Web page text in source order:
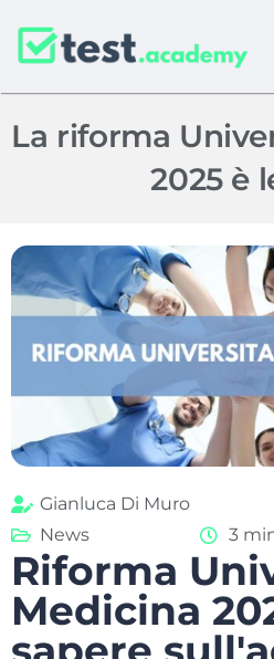
La riforma
2025 è
Gianluca Di Muro
News
3
Riforma
Medicina